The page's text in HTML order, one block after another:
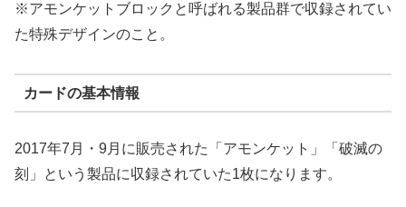
※アモンケットブロックと呼ばれる製品群で収録されてい
た特殊デザインのこと。
カードの基本情報
2017年7月・9月に販売された「アモンケット」「破滅の
刻」という製品に収録されていた1枚になります。